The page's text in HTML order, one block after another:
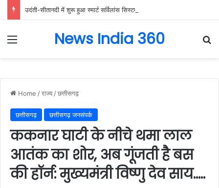
Menu News India 360
Home /राज्य /छत्तीसगढ़
छत्तीसगढ़ छत्तीसगढ़ जनसंपर्क
ककनार घाटी के नीचे थमा लाल
आतंक का शोर, अब गूंजती है बस
की हॉर्न: मुख्यमंत्री विष्णु देव साय…..